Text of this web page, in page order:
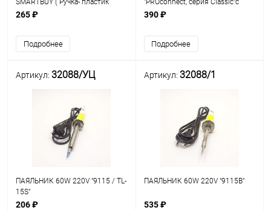
SMARTBUY ( Ручка- пластик
голубой. );нихромовый
долговеч.жало:d=4,5мм; t рабоч:
до 350°C; L провода - 0,8м
265 ₽
Подробнее
"PROconnect, серия Classic"с
керамическим нагревателем
390 ₽
Подробнее
Артикул: 32088/УЦ
ПАЯЛЬНИК 60W 220V "9115 / TL-
15S"
206 ₽
Артикул: 32088/1
ПАЯЛЬНИК 60W 220V "9115B"
535 ₽